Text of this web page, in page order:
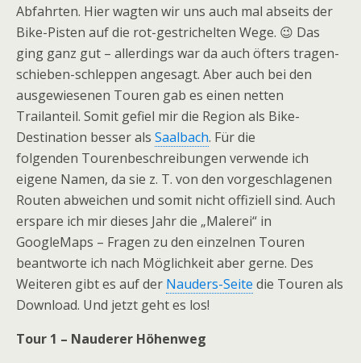
Abfahrten. Hier wagten wir uns auch mal abseits der
Bike-Pisten auf die rot-gestrichelten Wege. 😉 Das
ging ganz gut – allerdings war da auch öfters tragen-
schieben-schleppen angesagt. Aber auch bei den
ausgewiesenen Touren gab es einen netten
Trailanteil. Somit gefiel mir die Region als Bike-
Destination besser als Saalbach. Für die
folgenden Tourenbeschreibungen verwende ich
eigene Namen, da sie z. T. von den vorgeschlagenen
Routen abweichen und somit nicht offiziell sind. Auch
erspare ich mir dieses Jahr die „Malerei“ in
GoogleMaps – Fragen zu den einzelnen Touren
beantworte ich nach Möglichkeit aber gerne. Des
Weiteren gibt es auf der Nauders-Seite die Touren als
Download. Und jetzt geht es los!
Tour 1 – Nauderer Höhenweg